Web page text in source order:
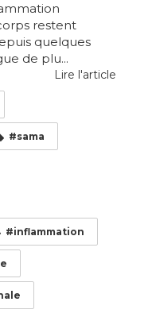
restent
quelques
de plu...
Lire l'article
#sama
#inflammation